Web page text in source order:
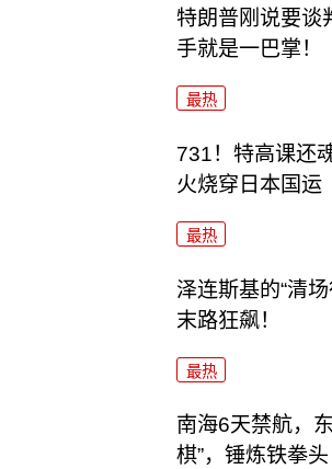
特朗普刚说要谈
手就是一巴掌！
最热
731！特高课还
火烧穿日本国运
最热
泽连斯基的“清
末路狂飙！
最热
南海6天禁航，
棋”，锤炼铁拳头